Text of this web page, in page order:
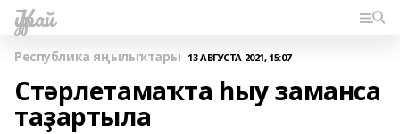
Ҡурай
Республика яңылыҡтары 13 АВГУСТА 2021, 15:07
Стәрлетамаҡта һыу заманса
таҙартыла